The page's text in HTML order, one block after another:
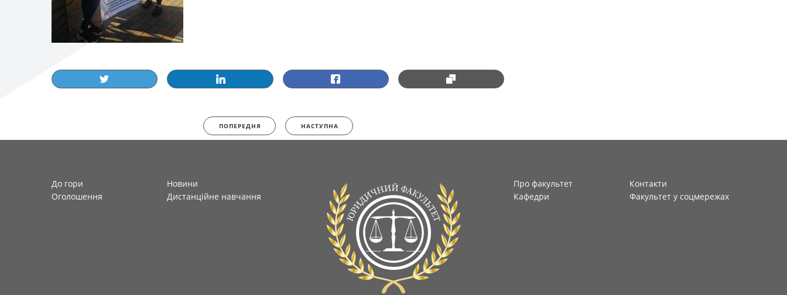
ПОПЕРЕДНЯ НАСТУПНА
До гори
Новини
Оголошення
Дистанційне навчання
Про факультет
Контакти
Кафедри
Факультет у соцмережах